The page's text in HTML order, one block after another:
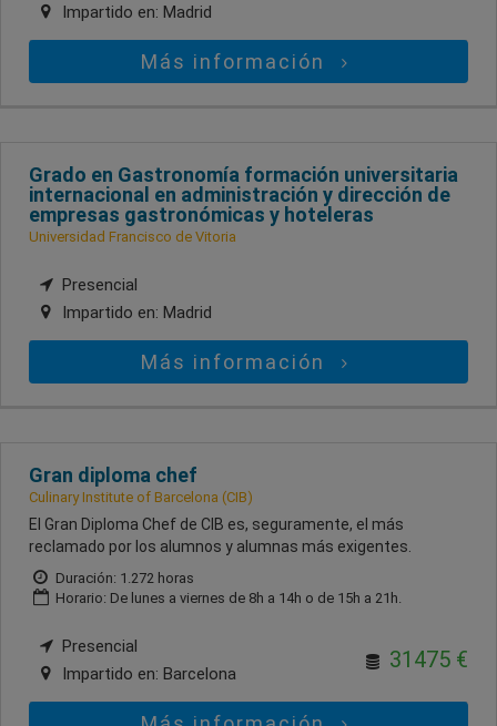
Impartido en: Madrid
Más información
Grado en Gastronomía formación universitaria
internacional en administración y dirección de
empresas gastronómicas y hoteleras
Universidad Francisco de Vitoria
Presencial
Impartido en: Madrid
Más información
Gran diploma chef
Culinary Institute of Barcelona (CIB)
El Gran Diploma Chef de CIB es, seguramente, el más
reclamado por los alumnos y alumnas más exigentes.
Duración: 1.272 horas
Horario: De lunes a viernes de 8h a 14h o de 15h a 21h.
Presencial
Impartido en: Barcelona
31475 €